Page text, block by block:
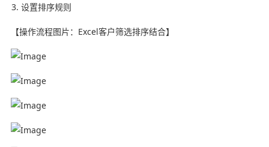
设置排序规则
【操作流程图片：Excel客户筛选排序结合】